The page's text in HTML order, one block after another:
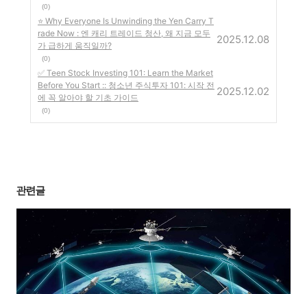
(0)
⭐ Why Everyone Is Unwinding the Yen Carry T
rade Now : 엔 캐리 트레이드 청산, 왜 지금 모두
가 급하게 움직일까?
(0)
2025.12.08
✅ Teen Stock Investing 101: Learn the Market
Before You Start :: 청소년 주식투자 101: 시작 전
에 꼭 알아야 할 기초 가이드
(0)
2025.12.02
관련글